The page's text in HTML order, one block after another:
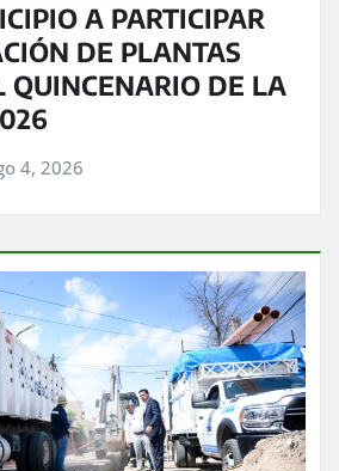
A PARTICIPAR
DE PLANTAS
QUINCENARIO DE LA
4, 2026